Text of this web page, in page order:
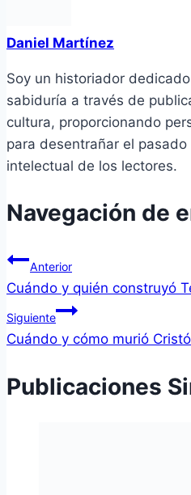
Daniel Martínez
Soy un historiador
sabiduría a través de
cultura, proporcionando
para desentrañar el
intelectual de los lectores.
Navegación de
Anterior
Cuándo y quién construyó
Siguiente
Cuándo y cómo murió
Publicaciones